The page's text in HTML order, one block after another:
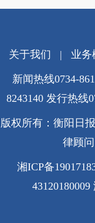
关于我们 | 业务
新闻热线0734-
8243140 发行热线
版权所有：衡阳日
律顾
湘ICP备
43120180009